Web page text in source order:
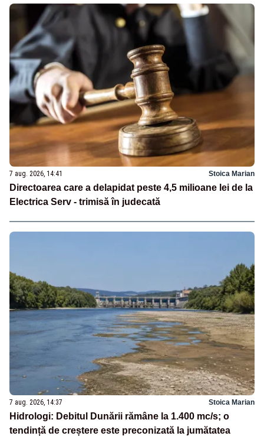
7 aug. 2026, 14:41 Stoica Marian
Directoarea care a delapidat peste 4,5 milioane lei de la
Electrica Serv - trimisă în judecată
7 aug. 2026, 14:37 Stoica Marian
Hidrologi: Debitul Dunării rămâne la 1.400 mc/s; o
tendință de creștere este preconizată la jumătatea